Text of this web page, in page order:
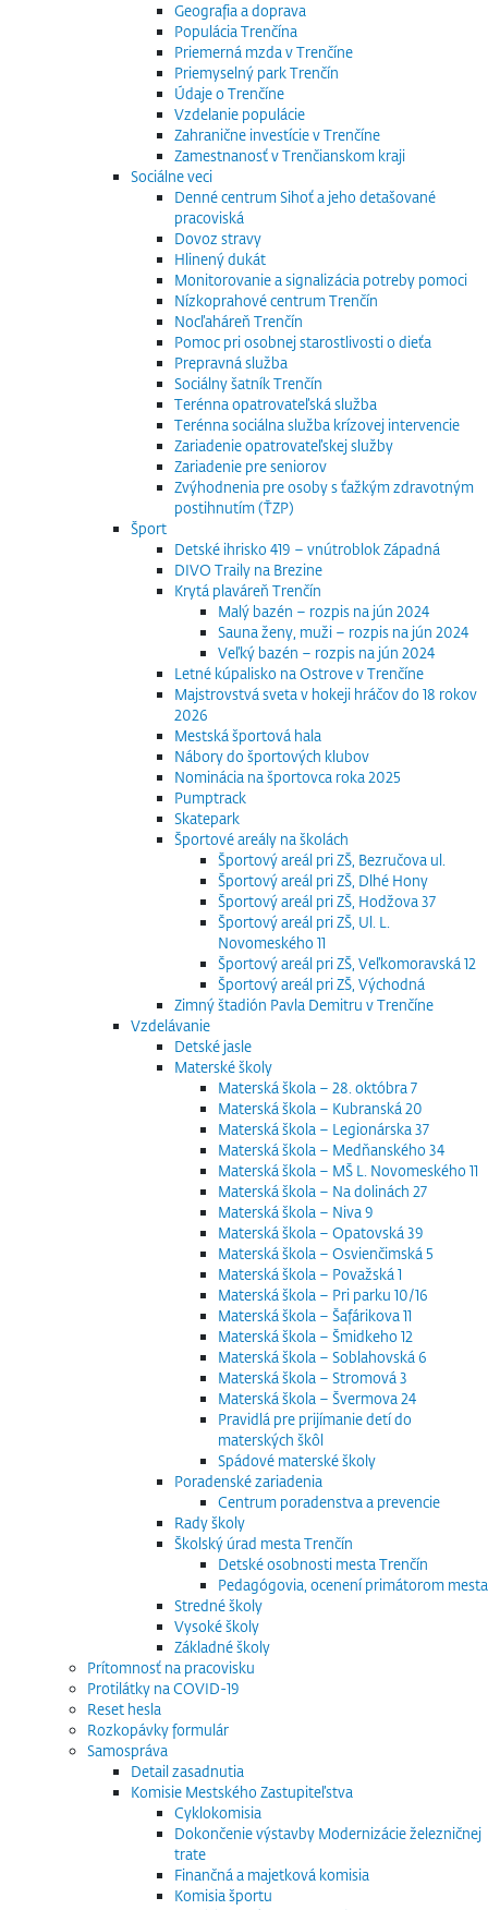
Geografia a doprava
Populácia Trenčína
Priemerná mzda v Trenčíne
Priemyselný park Trenčín
Údaje o Trenčíne
Vzdelanie populácie
Zahranične investície v Trenčíne
Zamestnanosť v Trenčianskom kraji
Sociálne veci
Denné centrum Sihoť a jeho detašované
pracoviská
Dovoz stravy
Hlinený dukát
Monitorovanie a signalizácia potreby pomoci
Nízkoprahové centrum Trenčín
Nocľaháreň Trenčín
Pomoc pri osobnej starostlivosti o dieťa
Prepravná služba
Sociálny šatník Trenčín
Terénna opatrovateľská služba
Terénna sociálna služba krízovej intervencie
Zariadenie opatrovateľskej služby
Zariadenie pre seniorov
Zvýhodnenia pre osoby s ťažkým zdravotným
postihnutím (ŤZP)
Šport
Detské ihrisko 419 – vnútroblok Západná
DIVO Traily na Brezine
Krytá plaváreň Trenčín
Malý bazén – rozpis na jún 2024
Sauna ženy, muži – rozpis na jún 2024
Veľký bazén – rozpis na jún 2024
Letné kúpalisko na Ostrove v Trenčíne
Majstrovstvá sveta v hokeji hráčov do 18 rokov
2026
Mestská športová hala
Nábory do športových klubov
Nominácia na športovca roka 2025
Pumptrack
Skatepark
Športové areály na školách
Športový areál pri ZŠ, Bezručova ul.
Športový areál pri ZŠ, Dlhé Hony
Športový areál pri ZŠ, Hodžova 37
Športový areál pri ZŠ, Ul. L.
Novomeského 11
Športový areál pri ZŠ, Veľkomoravská 12
Športový areál pri ZŠ, Východná
Zimný štadión Pavla Demitru v Trenčíne
Vzdelávanie
Detské jasle
Materské školy
Materská škola – 28. októbra 7
Materská škola – Kubranská 20
Materská škola – Legionárska 37
Materská škola – Medňanského 34
Materská škola – MŠ L. Novomeského 11
Materská škola – Na dolinách 27
Materská škola – Niva 9
Materská škola – Opatovská 39
Materská škola – Osvienčimská 5
Materská škola – Považská 1
Materská škola – Pri parku 10/16
Materská škola – Šafárikova 11
Materská škola – Šmidkeho 12
Materská škola – Soblahovská 6
Materská škola – Stromová 3
Materská škola – Švermova 24
Pravidlá pre prijímanie detí do
materských škôl
Spádové materské školy
Poradenské zariadenia
Centrum poradenstva a prevencie
Rady školy
Školský úrad mesta Trenčín
Detské osobnosti mesta Trenčín
Pedagógovia, ocenení primátorom mesta
Stredné školy
Vysoké školy
Základné školy
Prítomnosť na pracovisku
Protilátky na COVID-19
Reset hesla
Rozkopávky formulár
Samospráva
Detail zasadnutia
Komisie Mestského Zastupiteľstva
Cyklokomisia
Dokončenie výstavby Modernizácie železničnej
trate
Finančná a majetková komisia
Komisia športu